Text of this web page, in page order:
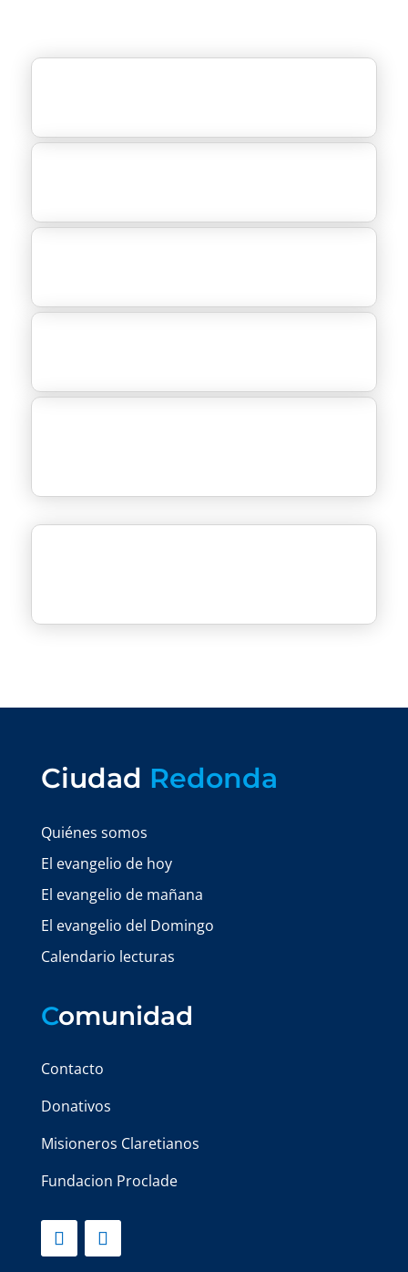
Ciudad Redonda
Quiénes somos
El evangelio de hoy
El evangelio de mañana
El evangelio del Domingo
Calendario lecturas
Comunidad
Contacto
Donativos
Misioneros Claretianos
Fundacion Proclade